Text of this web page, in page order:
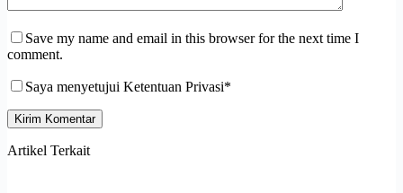
Save my name and email in this browser for the next time I
comment.
Saya menyetujui Ketentuan Privasi*
Kirim Komentar
Artikel Terkait